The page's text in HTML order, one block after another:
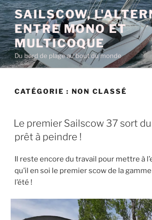
Aller
au
contenu
principal
SAILSCOW,
ENTRE MONO ET
MULTICOQUE
Du bord de plage au bout du monde
CATÉGORIE : NON CLASSÉ
PUBLIÉ
LE
Le premier Sailscow 37 sort
prêt à peindre !
Il reste encore du travail pour mettre à
qu’il en soi le premier scow de la
l’été !